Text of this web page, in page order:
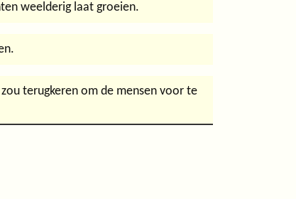
weelderig laat groeien.
terugkeren om de mensen voor te